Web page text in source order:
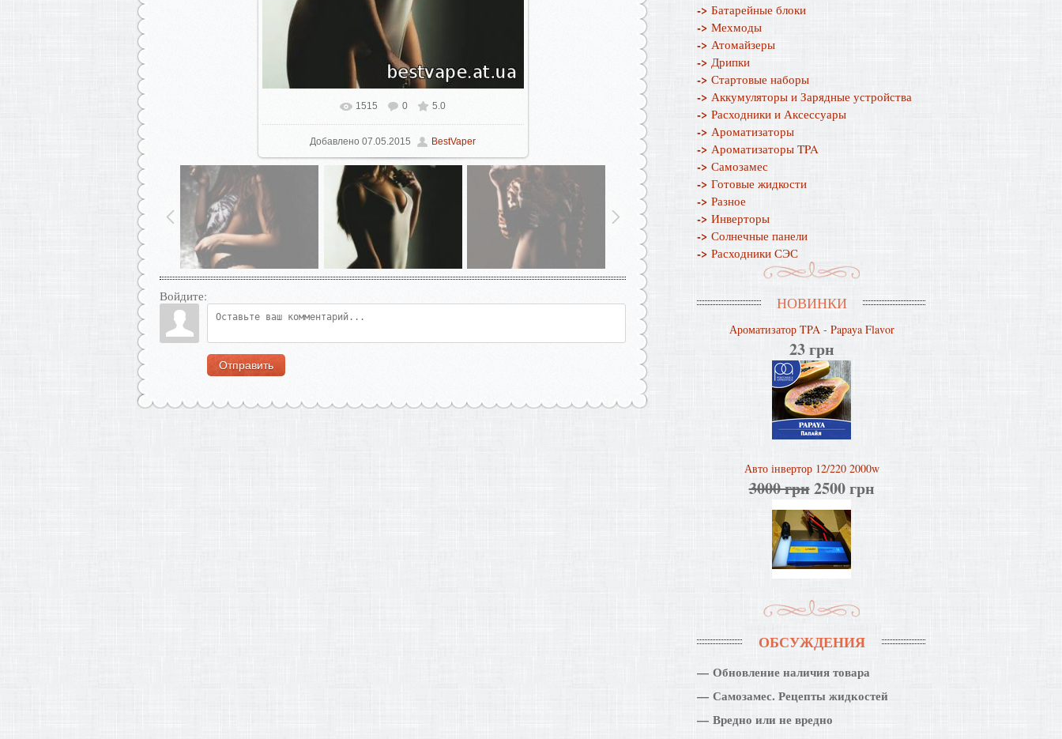
В реальном размере 401x604
1515 0 5.0
Добавлено 07.05.2015 BestVaper
Войдите:
Отправить
-> Батарейные блоки
-> Мехмоды
-> Атомайзеры
-> Дрипки
-> Стартовые наборы
-> Аккумуляторы и Зарядные устройства
-> Расходники и Аксессуары
-> Ароматизаторы
-> Ароматизаторы TPA
-> Самозамес
-> Готовые жидкости
-> Разное
-> Инверторы
-> Солнечные панели
-> Расходники СЭС
НОВИНКИ
Ароматизатор TPA - Papaya Flavor
23 грн
Авто інвертор 12/220 2000w
3000 грн2500 грн
ОБСУЖДЕНИЯ
Обновление наличия товара
Самозамес. Рецепты жидкостей
Вредно или не вредно